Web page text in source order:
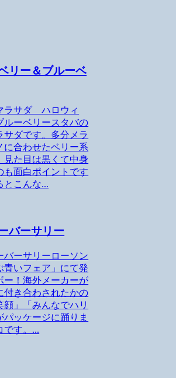
リー＆ブルーベ
ラサダ ハロウィ
ーベリースタバの
サダです。多分メラ
に合わせたベリー系
見た目は黒くて中身
も面白ポイントです
とこんな...
バーサリー
ーサリーローソン
青いフェア」にて発
ー！海外メーカーが
付き合わされたかの
顔」「みんなでハリ
ッケージに踊りま
です。...